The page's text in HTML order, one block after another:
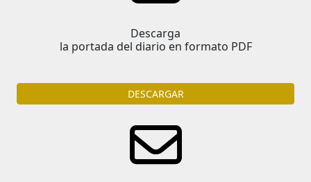
Descarga
la portada del diario en formato PDF
DESCARGAR